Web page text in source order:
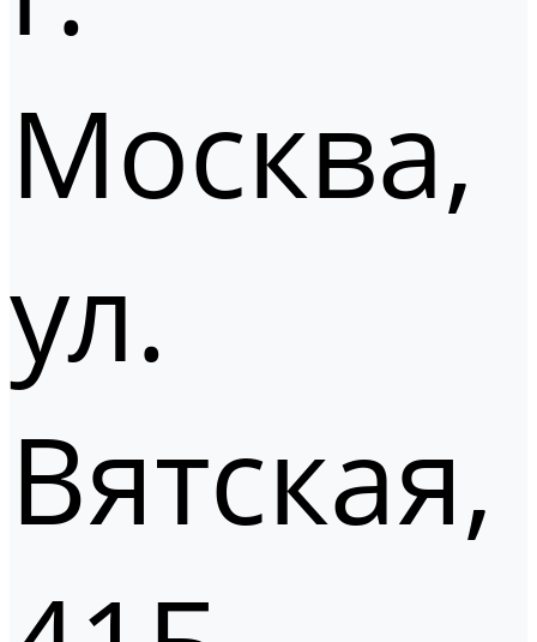
Москва,
ул.
Вятская,